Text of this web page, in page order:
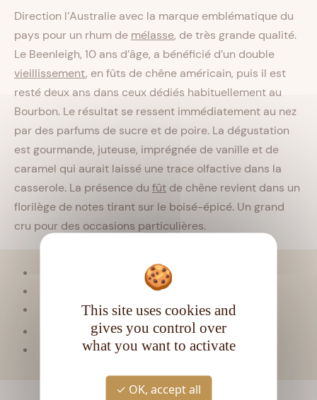
Direction l’Australie avec la marque emblématique du
pays pour un rhum de mélasse, de très grande qualité.
Le Beenleigh, 10 ans d’âge, a bénéficié d’un double
vieillissement, en fûts de chêne américain, puis il est
resté deux ans dans ceux dédiés habituellement au
Bourbon. Le résultat se ressent immédiatement au nez
par des parfums de sucre et de poire. La dégustation
est gourmande, juteuse, imprégnée de vanille et de
caramel qui aurait laissé une trace olfactive dans la
casserole. La présence du fût de chêne revient dans un
florilège de notes tirant sur le boisé-épicé. Un grand
cru pour des occasions particulières.
Tropical
Mélasse
Type de rhum :Très vieux
Contenance :70CL
Degré d'alcool :42°
This site uses cookies and
gives you control over
what you want to activate
OK, accept all